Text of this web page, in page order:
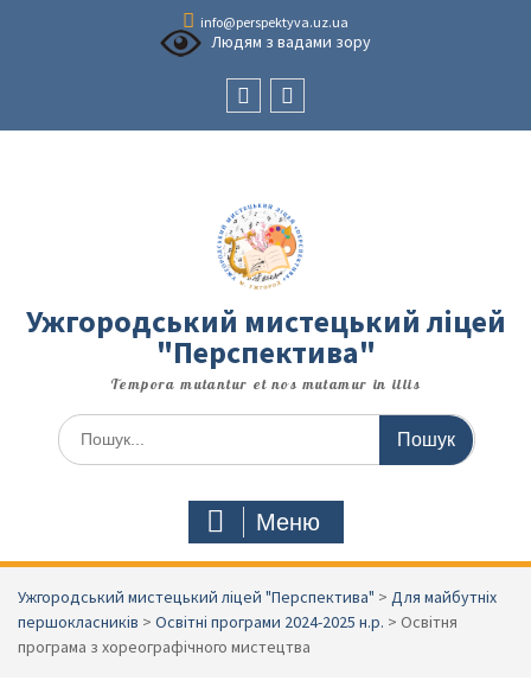
info@perspektyva.uz.ua
Людям з вадами зору
Ужгородський мистецький ліцей
"Перспектива"
Tempora mutantur et nos mutamur in illis
Шукати:
Меню
Ужгородський мистецький ліцей "Перспектива" > Для майбутніх
першокласників > Освітні програми 2024-2025 н.р. > Освітня
програма з хореографічного мистецтва